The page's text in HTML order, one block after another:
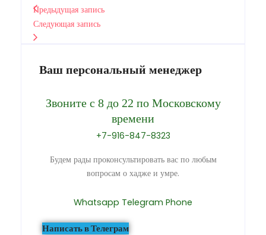
Предыдущая запись
Следующая запись
Ваш персональный менеджер
Звоните с 8 до 22 по Московскому
времени
+7-916-847-8323
Будем рады проконсультировать вас по любым
вопросам о хадже и умре.
Whatsapp Telegram Phone
Написать в Телеграм